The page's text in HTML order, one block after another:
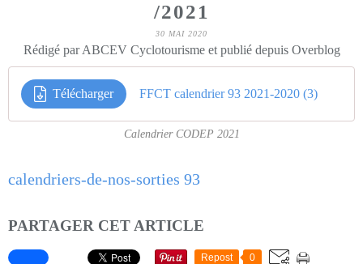
/2021
30 MAI 2020
Rédigé par ABCEV Cyclotourisme et publié depuis Overblog
Télécharger FFCT calendrier 93 2021-2020 (3)
Calendrier CODEP 2021
calendriers-de-nos-sorties 93
PARTAGER CET ARTICLE
Repost 0